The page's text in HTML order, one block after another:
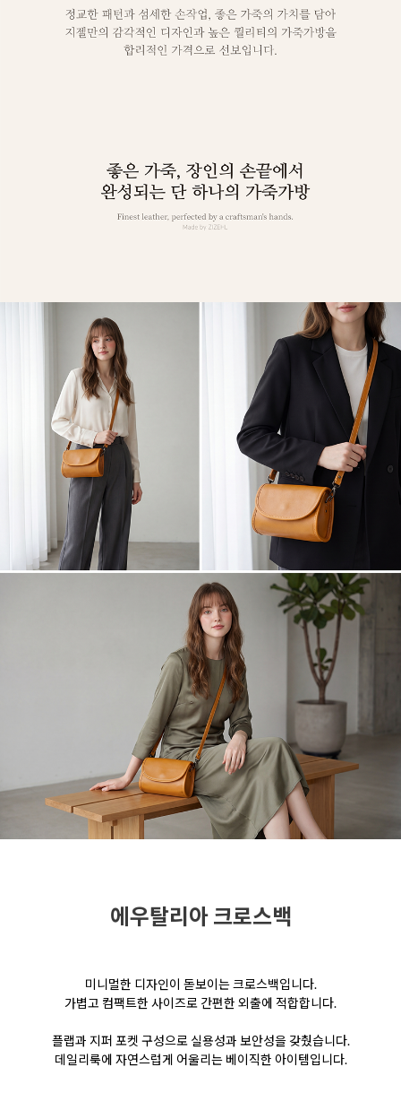
에우탈리아 크로스백
미니멀한 디자인이 돋보이는 크로스백입니다.
가볍고 컴팩트한 사이즈로 간편한 외출에 적합합니다.
플랩과 지퍼 포켓 구성으로 실용성과 보안성을 갖췄습니다.
데일리룩에 자연스럽게 어울리는 베이직한 아이템입니다.